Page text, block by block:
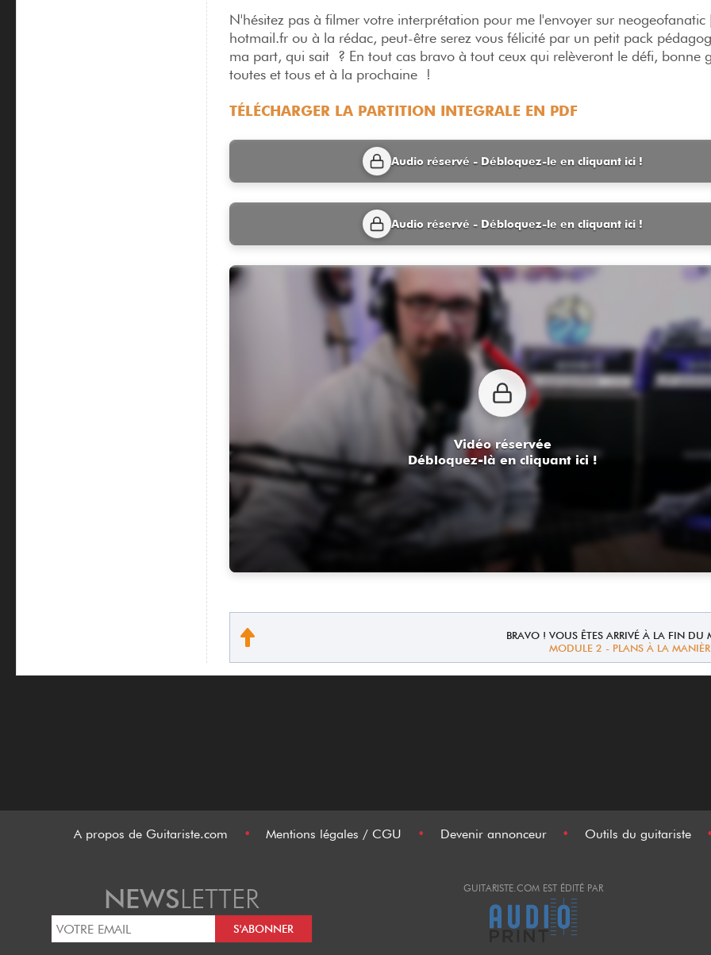
N'hésitez pas à filmer votre interprétation pour me l'envoyer sur neogeofanatic
hotmail.fr ou à la rédac, peut-être serez vous félicité par un petit pack
ma part, qui sait ? En tout cas bravo à tout ceux qui relèveront le défi, bonne
toutes et tous et à la prochaine !
TÉLÉCHARGER LA PARTITION INTEGRALE EN PDF
Audio réservé - Débloquez-le en cliquant ici !
Audio réservé - Débloquez-le en cliquant ici !
Vidéo réservée
Débloquez-là en cliquant ici !
BRAVO ! VOUS ÊTES ARRIVÉ À LA FIN DU
MODULE 2 - PLANS À LA
A propos de Guitariste.com • Mentions légales / CGU • Devenir annonceur • Outils du guitariste
NEWSLETTER GUITARISTE.COM EST ÉDITÉ PAR